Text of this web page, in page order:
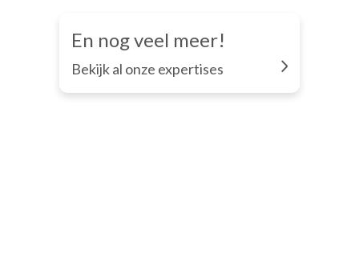
En nog veel meer!
Bekijk al onze expertises